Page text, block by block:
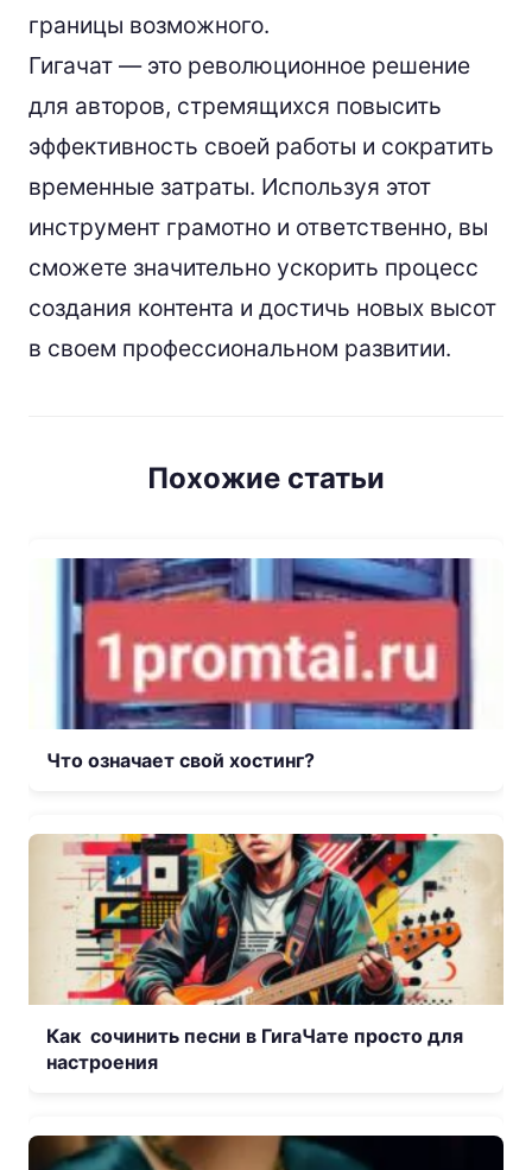
границы возможного.
Гигачат — это революционное решение
для авторов, стремящихся повысить
эффективность своей работы и сократить
временные затраты. Используя этот
инструмент грамотно и ответственно, вы
сможете значительно ускорить процесс
создания контента и достичь новых высот
в своем профессиональном развитии.
Похожие статьи
Что означает свой хостинг?
Как сочинить песни в ГигаЧате просто для
настроения